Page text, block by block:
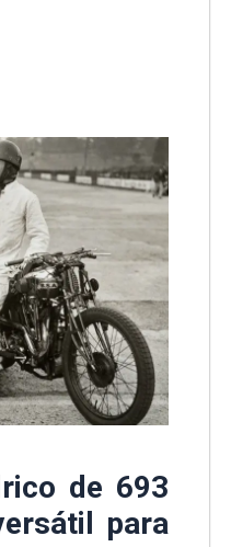
de 693
para